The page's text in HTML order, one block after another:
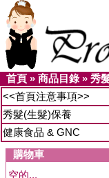
首頁 » 商品目錄» 秀
<<首頁注意事項>>
秀髮(生髮)保養
健康食品 & GNC
購物車
空的...